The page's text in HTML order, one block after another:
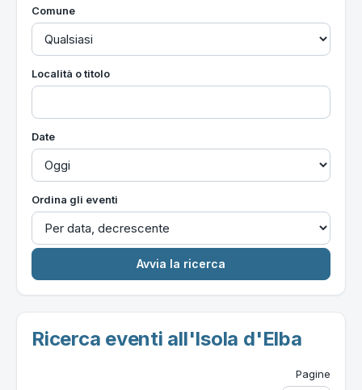
Comune
Località o titolo
Date
Ordina gli eventi
Ricerca eventi all'Isola d'Elba
Pagine